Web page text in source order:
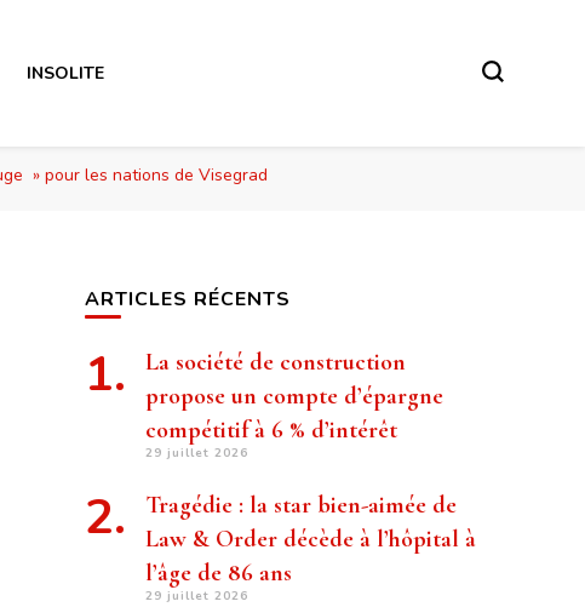
INSOLITE
» pour les nations de Visegrad
ARTICLES RÉCENTS
La société de construction
propose un compte d’épargne
compétitif à 6 % d’intérêt
29 juillet 2026
Tragédie : la star bien-aimée de
Law & Order décède à l’hôpital à
l’âge de 86 ans
29 juillet 2026